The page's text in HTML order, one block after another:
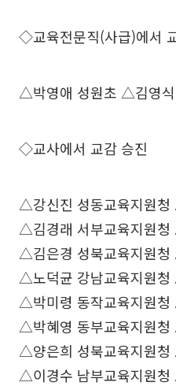
◇교육전문직(사급)에서
△박영애 성원초 △김영
◇교사에서 교감 승진
△강신진 성동교육지원
△김경래 서부교육지원
△김은경 성북교육지원
△노덕균 강남교육지원
△박미령 동작교육지원
△박혜영 동부교육지원
△양은희 성북교육지원
△이경수 남부교육지원